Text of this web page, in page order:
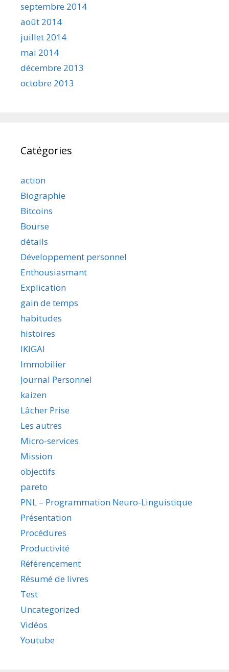
septembre 2014
août 2014
juillet 2014
mai 2014
décembre 2013
octobre 2013
Catégories
action
Biographie
Bitcoins
Bourse
détails
Développement personnel
Enthousiasmant
Explication
gain de temps
habitudes
histoires
IKIGAI
Immobilier
Journal Personnel
kaizen
Lâcher Prise
Les autres
Micro-services
Mission
objectifs
pareto
PNL – Programmation Neuro-Linguistique
Présentation
Procédures
Productivité
Référencement
Résumé de livres
Test
Uncategorized
Vidéos
Youtube